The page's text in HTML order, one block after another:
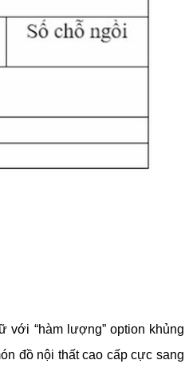
với “hàm lượng” option khủng
đồ nội thất cao cấp cực sang